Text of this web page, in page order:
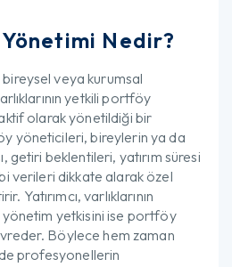
Nedir?
veya kurumsal
yetkili portföy
olarak yönetildiği bir
yöneticileri, bireylerin ya da
getiri beklentileri, yatırım süresi
verileri dikkate alarak özel
Yatırımcı, varlıklarının
yetkisini ise portföy
Böylece hem zaman
profesyonellerin